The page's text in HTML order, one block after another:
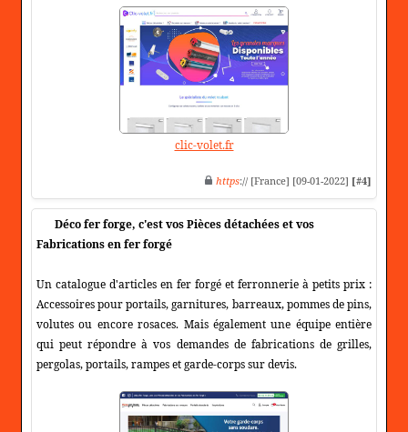
clic-volet.fr
https:// [France] [09-01-2022] [#4]
Déco fer forge, c'est vos Pièces détachées et vos
Fabrications en fer forgé
Un catalogue d'articles en fer forgé et ferronnerie à petits prix :
Accessoires pour portails, garnitures, barreaux, pommes de pins,
volutes ou encore rosaces. Mais également une équipe entière
qui peut répondre à vos demandes de fabrications de grilles,
pergolas, portails, rampes et garde-corps sur devis.